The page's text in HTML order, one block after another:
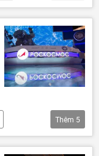
Thêm 5